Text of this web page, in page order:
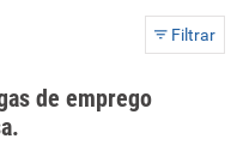
Filtrar
de emprego